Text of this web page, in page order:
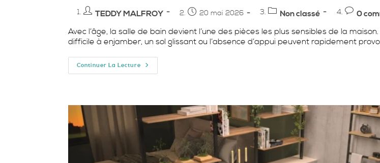
Auteur/autrice
la
publication :
TEDDY MALFROY
Publication
20 mai 2026
PostNon classé
la
0
Avec l’âge, la salle de bain devient l’une des pièces les plus sensibles de la
difficile à enjamber, un sol glissant ou l’absence d’appui peuvent rapidement
Continuer La Lecture Douche
Sécurisée
Votre
Salle
De
Douche
Balnéo